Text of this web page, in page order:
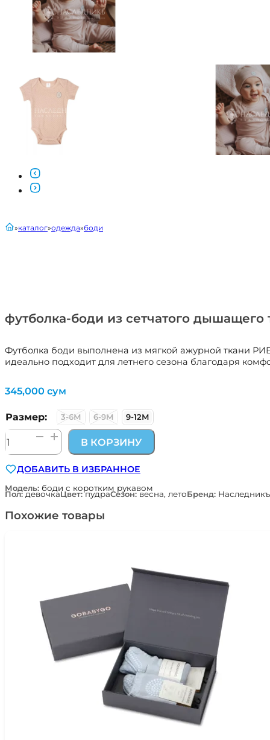
футболка-боди из сетчатого
Футболка боди выполнена из мягкой ажурной ткани
идеально подходит для летнего сезона благодаря
главнаякаталог одежда боди
345,000 сум
Размер: 3-6М 6-9М 9-12М
Количество
товара
боди
из
сетчатого
трикотажа
В КОРЗИНУ
ДОБАВИТЬ В ИЗБРАННОЕ
Модель: боди с коротким рукавом
Пол:девочкаЦвет:пудраСезон:весна, летоБренд:
Похожие товары